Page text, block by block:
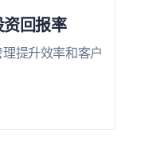
回报率
提升效率和客户